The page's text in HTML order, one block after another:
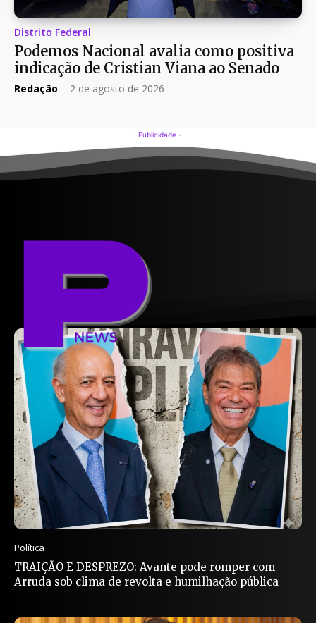
Distrito Federal
Podemos Nacional avalia como positiva
indicação de Cristian Viana ao Senado
Redação - 2 de agosto de 2026
-Publicidade -
Política
TRAIÇÃO E DESPREZO: Avante pode romper com
Arruda sob clima de revolta e humilhação pública